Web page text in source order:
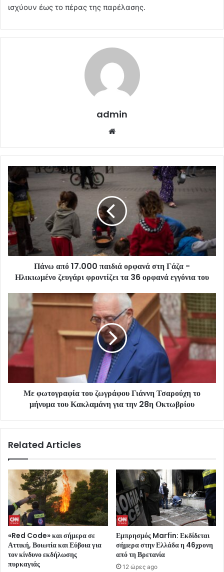
ισχύουν έως το πέρας της παρέλασης.
admin
Πάνω από 17.000 παιδιά ορφανά στη Γάζα -
Ηλικιωμένο ζευγάρι φροντίζει τα 36 ορφανά εγγόνια του
Με φωτογραφία του ζωγράφου Γιάννη Τσαρούχη το
μήνυμα του Κακλαμάνη για την 28η Οκτωβρίου
Related Articles
«Red Code» και σήμερα σε
Αττική, Βοιωτία και Εύβοια για
τον κίνδυνο εκδήλωσης
πυρκαγιάς
Εμπρησμός Marfin: Εκδίδεται
σήμερα στην Ελλάδα η 46χρονη
από τη Βρετανία
12 ώρες ago